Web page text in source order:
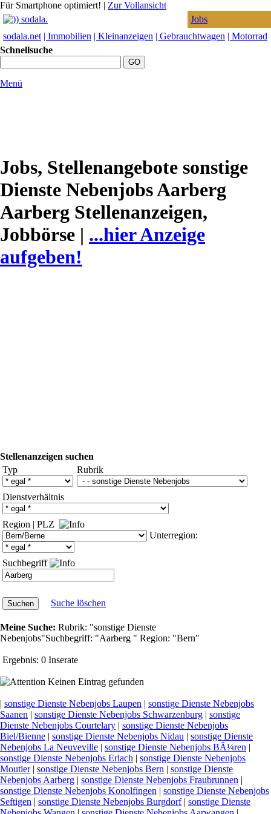
Für Smartphone optimiert! | Zur Vollansicht
Jobs
sodala.net | Immobilien | Kleinanzeigen | Gebrauchtwagen | Motorrad
Schnellsuche
Menü
Jobs, Stellenangebote sonstige
Dienste Nebenjobs Aarberg
Aarberg Stellenanzeigen,
Jobbörse | ...hier Anzeige
aufgeben!
Stellenanzeigen suchen
Typ
Rubrik
Dienstverhältnis
Region | PLZ
Unterregion:
Suchbegriff
Suche löschen
Meine Suche: Rubrik: "sonstige Dienste
Nebenjobs"Suchbegriff: "Aarberg " Region: "Bern"
Ergebnis: 0 Inserate
Keinen Eintrag gefunden
| sonstige Dienste Nebenjobs Laupen | sonstige Dienste Nebenjobs
Saanen | sonstige Dienste Nebenjobs Schwarzenburg | sonstige
Dienste Nebenjobs Courtelary | sonstige Dienste Nebenjobs
Biel/Bienne | sonstige Dienste Nebenjobs Nidau | sonstige Dienste
Nebenjobs La Neuveville | sonstige Dienste Nebenjobs BÃ¼ren |
sonstige Dienste Nebenjobs Erlach | sonstige Dienste Nebenjobs
Moutier| sonstige Dienste Nebenjobs Bern | sonstige Dienste
Nebenjobs Aarberg | sonstige Dienste Nebenjobs Fraubrunnen |
sonstige Dienste Nebenjobs Konolfingen | sonstige Dienste Nebenjobs
Seftigen | sonstige Dienste Nebenjobs Burgdorf| sonstige Dienste